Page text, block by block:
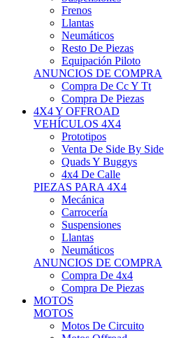
Frenos
Llantas
Neumáticos
Resto De Piezas
Equipación Piloto
ANUNCIOS DE COMPRA
Compra De Cc Y Tt
Compra De Piezas
4X4 Y OFFROAD
VEHÍCULOS 4X4
Prototipos
Venta De Side By Side
Quads Y Buggys
4x4 De Calle
PIEZAS PARA 4X4
Mecánica
Carrocería
Suspensiones
Llantas
Neumáticos
ANUNCIOS DE COMPRA
Compra De 4x4
Compra De Piezas
MOTOS
MOTOS
Motos De Circuito